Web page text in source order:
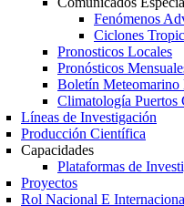
Fenómenos
Ciclones
Pronosticos Locales
Pronósticos
Boletín Meteomarino
Climatología Puertos
Líneas de Investigación
Producción Científica
Capacidades
Plataformas de
Proyectos
Rol Nacional E